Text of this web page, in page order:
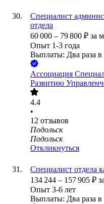
Специалист
отдела
60 000 – 79 800 ₽ за
Опыт 1-3 года
Выплаты: Два раза в
Ассоциация
Развитию
4.4
•
12 отзывов
Подольск
Подольск
Откликнуться
Специалист отдела
134 244 – 157 905 ₽
Опыт 3-6 лет
Выплаты: Два раза в